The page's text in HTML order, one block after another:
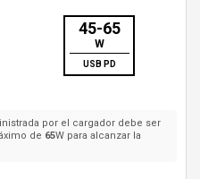
45-65
W
USB PD
por el cargador debe ser
de 65W para alcanzar la